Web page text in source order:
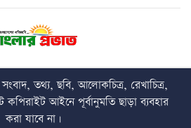
তথ্য, ছবি, আলোকচিত্র, রেখাচিত্র,
কপিরাইট আইনে পূর্বানুমতি ছাড়া ব্যবহার
করা যাবে না।